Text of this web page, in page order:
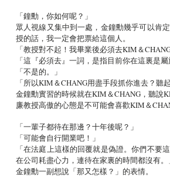
「鐘勳，你如何呢？」
眾人視線又集中到一處，金鐘勳幾乎可以肯
授的話，我一定會把票給這個人。
「教授對不起！我畢業後必須去KIM＆
「這『必須去』一詞，是指目前你在這裏是屬
「不是的。」
「所以KIM＆CHANG用盡手段抓你進去？聽
金鐘勳實習的時候就在KIM＆CHANG，聽說
廉教授高傲的心態是不可能會喜歡KIM＆
「一輩子都待在那邊？十年後呢？」
「可能會自行開業吧！」
「在法庭上這樣的回覆就是偽證。你們不
在公司耗盡心力，連待在家裏的時間都沒有。
金鐘勳一副想說「那又怎樣？」的表情。